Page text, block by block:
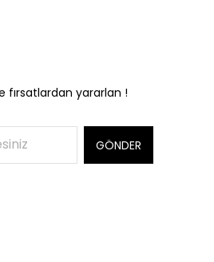
fırsatlardan yararlan !
GÖNDER